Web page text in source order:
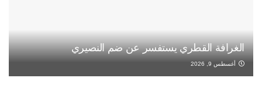
الغرافة القطري يستفسر عن ضم النصيري
أغسطس 9, 2026